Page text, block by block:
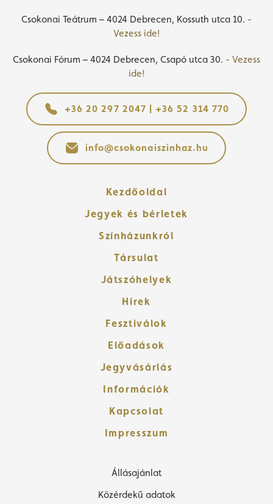
Csokonai Teátrum – 4024 Debrecen, Kossuth utca 10. -
Vezess ide!
Csokonai Fórum – 4024 Debrecen, Csapó utca 30. - Vezess
ide!
+36 20 297 2047 | +36 52 314 770
info@csokonaiszinhaz.hu
Kezdőoldal
Jegyek és bérletek
Színházunkról
Társulat
Játszóhelyek
Hírek
Fesztiválok
Előadások
Jegyvásárlás
Információk
Kapcsolat
Impresszum
Állásajánlat
Közérdekű adatok